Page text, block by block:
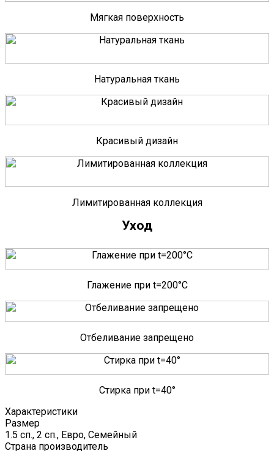
Мягкая поверхность
Натуральная ткань
Красивый дизайн
Лимитированная коллекция
Уход
Глажение при t=200°C
Отбеливание запрещено
Стирка при t=40°
Характеристики
Размер
1.5 сп., 2 сп., Евро, Семейный
Страна производитель